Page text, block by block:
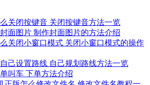
关闭按键音 关闭按键音方法一览
面图片 制作封面图片的方法介绍
关闭小窗口模式 关闭小窗口模式的操作
己设置路线 自己规划路线方法一览
叫车 下单方法介绍